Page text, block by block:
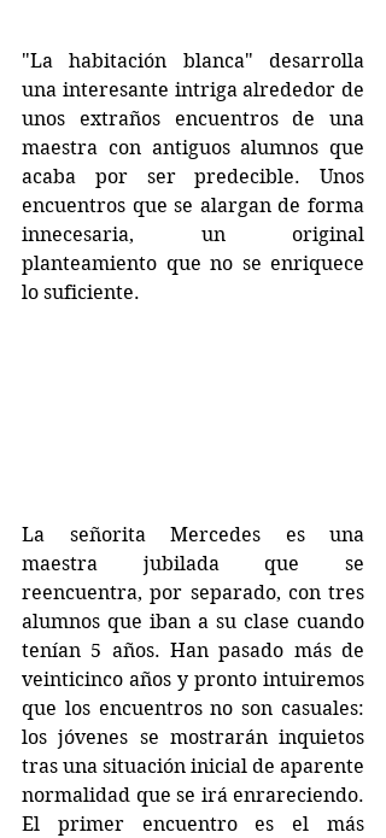
"La habitación blanca" desarrolla
una interesante intriga alrededor de
unos extraños encuentros de una
maestra con antiguos alumnos que
acaba por ser predecible. Unos
encuentros que se alargan de forma
innecesaria, un original
planteamiento que no se enriquece
lo suficiente.
La señorita Mercedes es una
maestra jubilada que se
reencuentra, por separado, con tres
alumnos que iban a su clase cuando
tenían 5 años. Han pasado más de
veinticinco años y pronto intuiremos
que los encuentros no son casuales:
los jóvenes se mostrarán inquietos
tras una situación inicial de aparente
normalidad que se irá enrareciendo.
El primer encuentro es el más